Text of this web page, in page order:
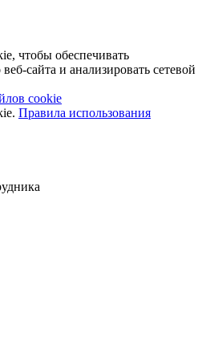
чтобы обеспечивать
сайта и анализировать сетевой
cookie
Правила использования